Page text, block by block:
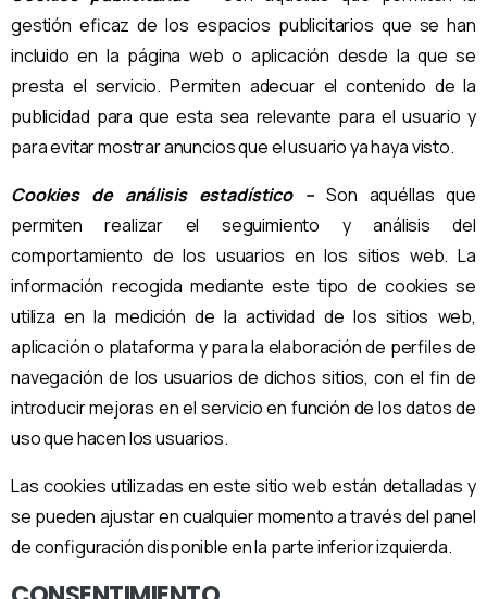
gestión eficaz de los espacios publicitarios que se han
incluido en la página web o aplicación desde la que se
presta el servicio. Permiten adecuar el contenido de la
publicidad para que esta sea relevante para el usuario y
para evitar mostrar anuncios que el usuario ya haya visto.
Cookies de análisis estadístico – Son aquéllas que
permiten realizar el seguimiento y análisis del
comportamiento de los usuarios en los sitios web. La
información recogida mediante este tipo de cookies se
utiliza en la medición de la actividad de los sitios web,
aplicación o plataforma y para la elaboración de perfiles de
navegación de los usuarios de dichos sitios, con el fin de
introducir mejoras en el servicio en función de los datos de
uso que hacen los usuarios.
Las cookies utilizadas en este sitio web están detalladas y
se pueden ajustar en cualquier momento a través del panel
de configuración disponible en la parte inferior izquierda.